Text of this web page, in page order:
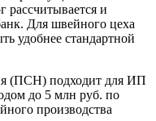
рассчитывается и
Для швейного цеха
удобнее стандартной
(ПСН) подходит для ИП
до 5 млн руб. по
производства